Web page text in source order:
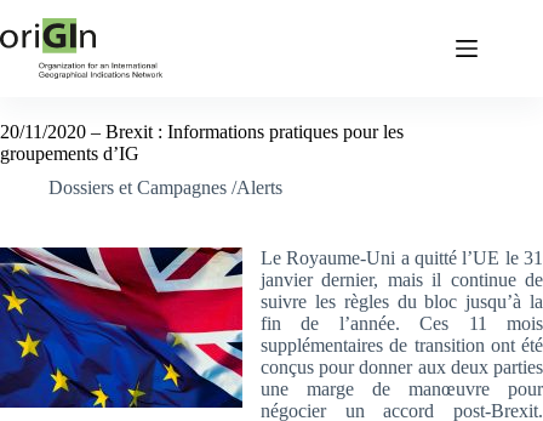
20/11/2020 – Brexit : Informations pratiques pour les
groupements d’IG
Dossiers et Campagnes /Alerts
Le Royaume-Uni a quitté l’UE le 31
janvier dernier, mais il continue de
suivre les règles du bloc jusqu’à la
fin de l’année. Ces 11 mois
supplémentaires de transition ont été
conçus pour donner aux deux parties
une marge de manœuvre pour
négocier un accord post-Brexit.